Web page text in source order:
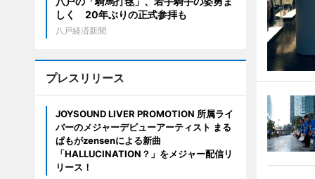
しく 20年ぶりの正式参拝も
八戸経済新聞
プレスリリース
JOYSOUND LIVER PROMOTION 所属ライ
バーのメジャーデビューアーティスト まる
ぱもがzensenによる新曲
「HALLUCINATION？」をメジャー配信リ
リース！